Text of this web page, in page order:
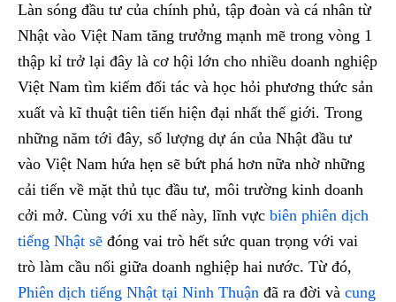
Làn sóng đầu tư của chính phủ, tập đoàn và cá nhân từ
Nhật vào Việt Nam tăng trưởng mạnh mẽ trong vòng 1
thập kỉ trở lại đây là cơ hội lớn cho nhiều doanh nghiệp
Việt Nam tìm kiếm đối tác và học hỏi phương thức sản
xuất và kĩ thuật tiên tiến hiện đại nhất thế giới. Trong
những năm tới đây, số lượng dự án của Nhật đầu tư
vào Việt Nam hứa hẹn sẽ bứt phá hơn nữa nhờ những
cải tiến về mặt thủ tục đầu tư, môi trường kinh doanh
cởi mở. Cùng với xu thế này, lĩnh vực biên phiên dịch
tiếng Nhật sẽ đóng vai trò hết sức quan trọng với vai
trò làm cầu nối giữa doanh nghiệp hai nước. Từ đó,
Phiên dịch tiếng Nhật tại Ninh Thuận đã ra đời và cung